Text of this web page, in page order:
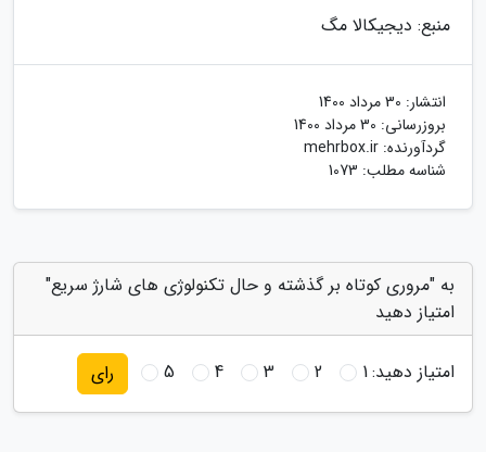
منبع: دیجیکالا مگ
انتشار: 30 مرداد 1400
بروزرسانی: 30 مرداد 1400
گردآورنده: mehrbox.ir
شناسه مطلب: 1073
به "مروری کوتاه بر گذشته و حال تکنولوژی های شارژ سریع"
امتیاز دهید
امتیاز دهید:1
2
3
4
5 رای